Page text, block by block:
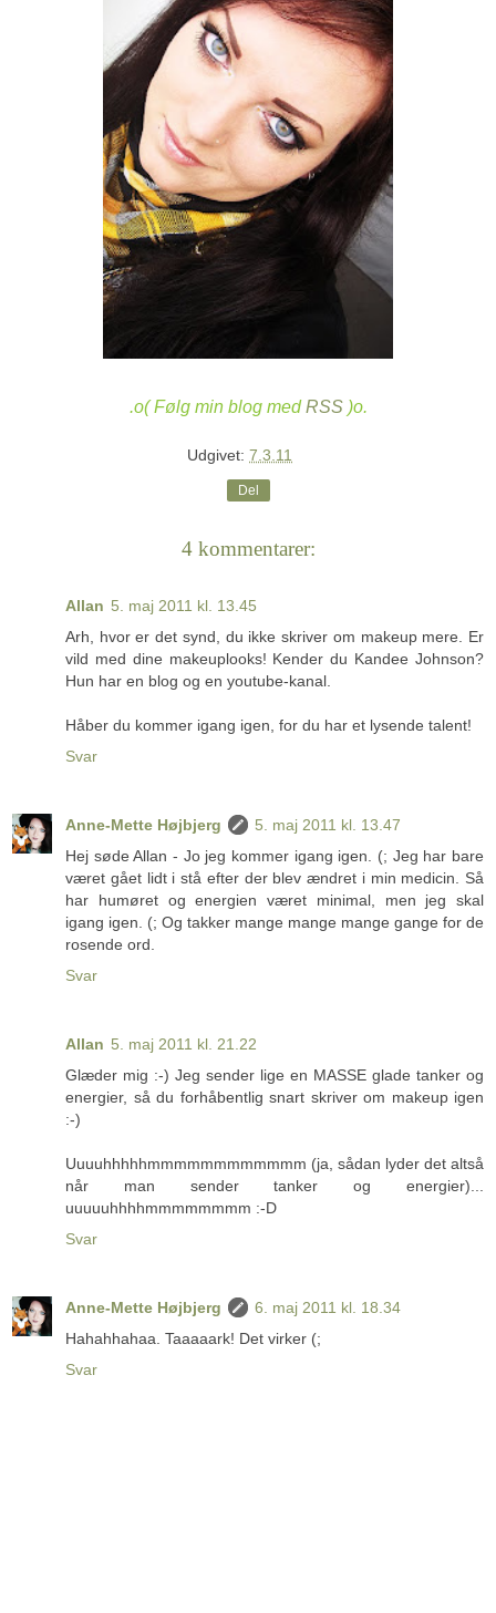
.o( Følg min blog medRSS)o.
Udgivet:7.3.11
Del
4 kommentarer:
Allan 5. maj 2011 kl. 13.45
Arh, hvor er det synd, du ikke skriver om makeup mere. Er
vild med dine makeuplooks! Kender du Kandee Johnson?
Hun har en blog og en youtube-kanal.
Håber du kommer igang igen, for du har et lysende talent!
Svar
Anne-Mette Højbjerg
5. maj 2011 kl. 13.47
Hej søde Allan - Jo jeg kommer igang igen. (; Jeg har bare
været gået lidt i stå efter der blev ændret i min medicin. Så
har humøret og energien været minimal, men jeg skal
igang igen. (; Og takker mange mange mange gange for de
rosende ord.
Svar
Allan 5. maj 2011 kl. 21.22
Glæder mig :-) Jeg sender lige en MASSE glade tanker og
energier, så du forhåbentlig snart skriver om makeup igen
:-)
Uuuuhhhhhmmmmmmmmmmmm (ja, sådan lyder det altså
når man sender tanker og energier)...
uuuuuhhhhmmmmmmmm :-D
Svar
Anne-Mette Højbjerg
6. maj 2011 kl. 18.34
Hahahhahaa. Taaaaark! Det virker (;
Svar